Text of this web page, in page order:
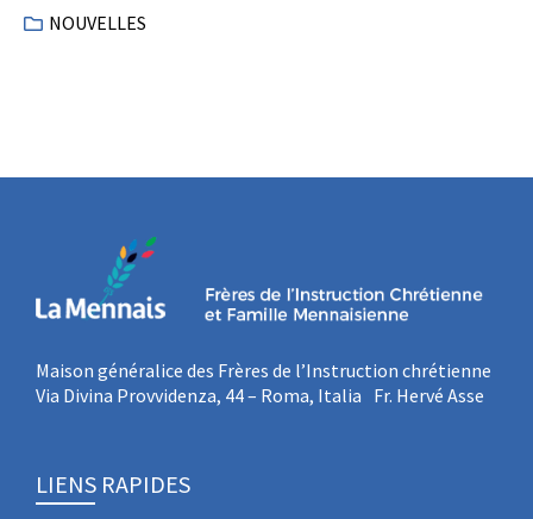
NOUVELLES
Maison généralice des Frères de l’Instruction chrétienne
Via Divina Provvidenza, 44 – Roma, Italia Fr. Hervé Asse
LIENS RAPIDES